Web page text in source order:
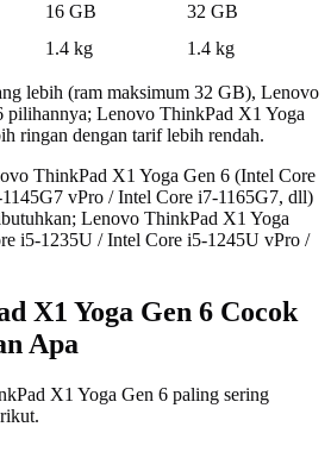
16 GB
32 GB
1.4 kg 1.4 kg
lebih (ram maksimum 32 GB), Lenovo
pilihannya; Lenovo ThinkPad X1 Yoga
ringan dengan tarif lebih rendah.
ThinkPad X1 Yoga Gen 6 (Intel Core
vPro / Intel Core i7-1165G7, dll)
Lenovo ThinkPad X1 Yoga
i5-1235U / Intel Core i5-1245U vPro /
X1 Yoga Gen 6 Cocok
Apa
X1 Yoga Gen 6 paling sering